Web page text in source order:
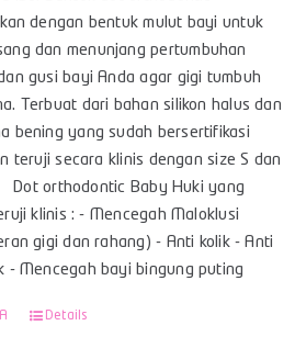
dengan bentuk mulut bayi untuk
dan menunjang pertumbuhan
gusi bayi Anda agar gigi tumbuh
Terbuat dari bahan silikon halus dan
bening yang sudah bersertifikasi
teruji secara klinis dengan size S dan
Dot orthodontic Baby Huki yang
klinis : - Mencegah Maloklusi
gigi dan rahang) - Anti kolik - Anti
- Mencegah bayi bingung puting
Details